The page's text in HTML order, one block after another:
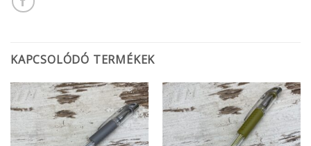
KAPCSOLÓDÓ TERMÉKEK